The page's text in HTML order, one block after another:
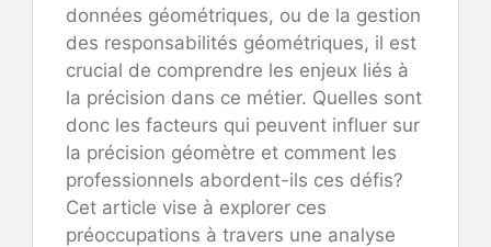
données géométriques, ou de la gestion
des responsabilités géométriques, il est
crucial de comprendre les enjeux liés à
la précision dans ce métier. Quelles sont
donc les facteurs qui peuvent influer sur
la précision géomètre et comment les
professionnels abordent-ils ces défis?
Cet article vise à explorer ces
préoccupations à travers une analyse